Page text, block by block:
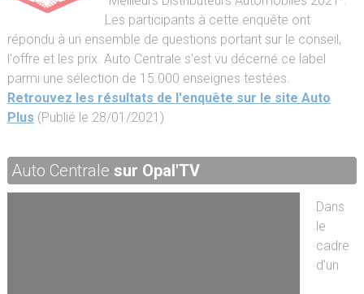
Les participants à cette enquête ont
répondu à un ensemble de questions portant sur le conseil,
l'offre et les prix. Auto Centrale s'est vu décerné ce label
parmi une sélection de 15.000 enseignes testées.
Retrouvez les résultats de l'enquête sur le site Auto
Plus (Publié le 28/01/2021)
Auto Centrale sur Opal'TV
Dans
le
cadre
d'un